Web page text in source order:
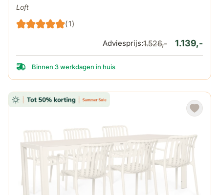
Loft
(1)
1.139,-
Adviesprijs:1.526,-
Binnen 3 werkdagen in huis